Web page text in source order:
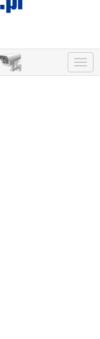
Menu